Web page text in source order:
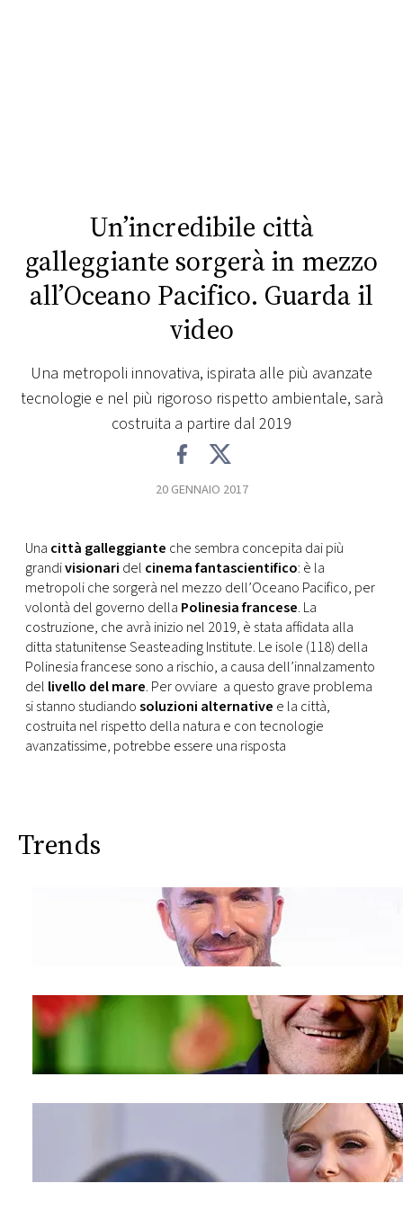
PRINCIPATO
RMC
CONSIGLIA
Un’incredibile città
galleggiante sorgerà in mezzo
all’Oceano Pacifico. Guarda il
video
Una metropoli innovativa, ispirata alle più avanzate
tecnologie e nel più rigoroso rispetto ambientale, sarà
costruita a partire dal 2019
20 GENNAIO 2017
Una città galleggiante che sembra concepita dai più
grandivisionari del cinema fantascientifico: è la
metropoli che sorgerà nel mezzo dell’Oceano Pacifico, per
volontà del governo della Polinesia francese. La
costruzione, che avrà inizio nel 2019, è stata affidata alla
ditta statunitense Seasteading Institute. Le isole (118) della
Polinesia francese sono a rischio, a causa dell’innalzamento
del livello del mare. Per ovviare a questo grave problema
si stanno studiandosoluzioni alternative e la città,
costruita nel rispetto della natura e con tecnologie
avanzatissime, potrebbe essere una risposta
Trends